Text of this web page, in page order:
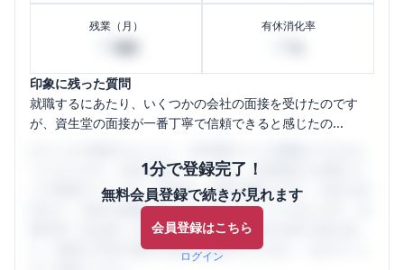
残業（月） 有休消化率
印象に残った質問
就職するにあたり、いくつかの会社の面接を受けたのです
が、資生堂の面接が一番丁寧で信頼できると感じたの...
1分で登録完了！
無料会員登録で続きが見れます
会員登録はこちら
ログイン
うになります。SHEHUB(シーハブ)は、女性限定の企業口コ
ミの投稿サイトです。給与面・女性の働きやすさ・会社の評
判など、女性の転職は気にすべき点がたくさんあります。先
輩社員（元社員）の口コミを通して、本当の会社の姿を知
り、将来の不安や現在の悩みを解消するために、ぜひサイト